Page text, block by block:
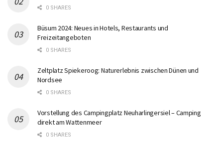
0 SHARES
Büsum 2024: Neues in Hotels, Restaurants und
Freizeitangeboten
0 SHARES
Zeltplatz Spiekeroog: Naturerlebnis zwischen Dünen und
Nordsee
0 SHARES
Vorstellung des Campingplatz Neuharlingersiel – Camping
direkt am Wattenmeer
0 SHARES